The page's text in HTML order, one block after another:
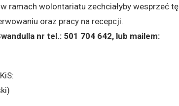
ramach wolontariatu zechciałyby wesprzeć tę
oraz pracy na recepcji.
nr tel.: 501 704 642, lub mailem: